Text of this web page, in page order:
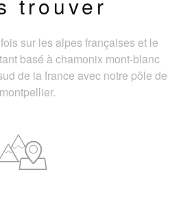
sur les alpes françaises et le
basé à chamonix mont-blanc
de la france avec notre pôle de
montpellier.